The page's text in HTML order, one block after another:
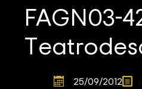
FAGN03-
25/09/2012